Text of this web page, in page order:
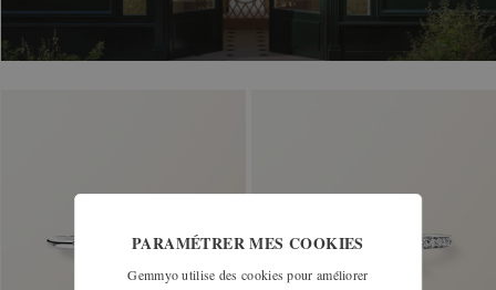
PARAMÉTRER MES COOKIES
Gemmyo utilise des cookies pour améliorer